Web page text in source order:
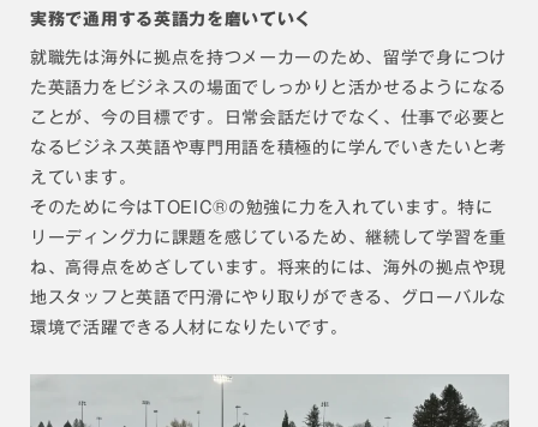
実務で通用する英語力を磨いていく
就職先は海外に拠点を持つメーカーのため、留学で身につけ
た英語力をビジネスの場面でしっかりと活かせるようになる
ことが、今の目標です。日常会話だけでなく、仕事で必要と
なるビジネス英語や専門用語を積極的に学んでいきたいと考
えています。
そのために今はTOEIC®︎の勉強に力を入れています。特に
リーディング力に課題を感じているため、継続して学習を重
ね、高得点をめざしています。将来的には、海外の拠点や現
地スタッフと英語で円滑にやり取りができる、グローバルな
環境で活躍できる人材になりたいです。